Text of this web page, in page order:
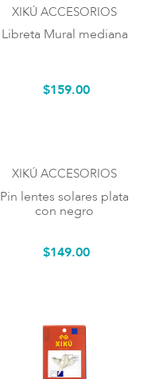
XIKÚ ACCESORIOS
Libreta Mural mediana
$159.00
XIKÚ ACCESORIOS
Pin lentes solares plata
con negro
$149.00